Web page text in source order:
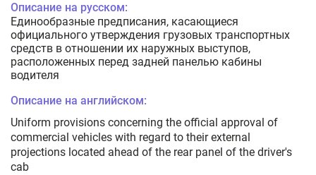
Описание на русском:
Единообразные предписания, касающиеся
официального утверждения грузовых транспортных
средств в отношении их наружных выступов,
расположенных перед задней панелью кабины
водителя
Описание на английском:
Uniform provisions concerning the official approval of
commercial vehicles with regard to their external
projections located ahead of the rear panel of the driver's
cab